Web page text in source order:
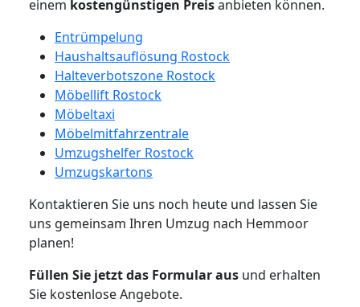
einem kostengünstigen Preisanbieten können.
Entrümpelung
Haushaltsauflösung Rostock
Halteverbotszone Rostock
Möbellift Rostock
Möbeltaxi
Möbelmitfahrzentrale
Umzugshelfer Rostock
Umzugskartons
Kontaktieren Sie uns noch heute und lassen Sie
uns gemeinsam Ihren Umzug nach Hemmoor
planen!
Füllen Sie jetzt das Formular aus und erhalten
Sie kostenlose Angebote.